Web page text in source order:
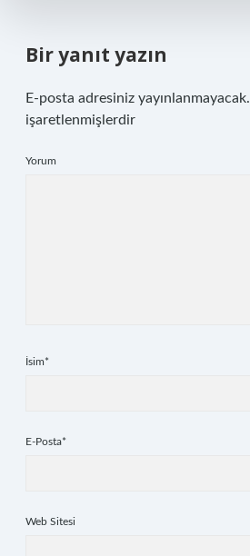
Bir yanıt yazın
E-posta adresiniz yayınlanmayacak.
işaretlenmişlerdir
Yorum
İsim*
E-Posta*
Web Sitesi